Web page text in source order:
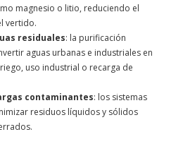
magnesio o litio, reduciendo el
vertido.
residuales: la purificación
aguas urbanas e industriales en
uso industrial o recarga de
contaminantes: los sistemas
residuos líquidos y sólidos